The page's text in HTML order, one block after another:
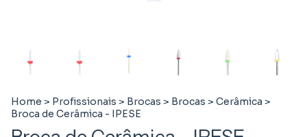
Home > Profissionais > Brocas > Brocas > Cerâmica >
Broca de Cerâmica - IPESE